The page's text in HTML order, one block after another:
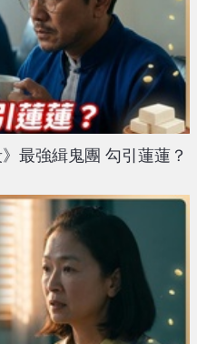
最強緝鬼團 勾引蓮蓮？